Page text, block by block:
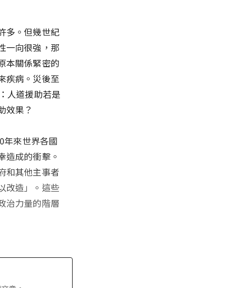
多。但幾世紀
一向很強，那
本關係緊密的
疾病。災後至
人道援助若是
效果？
年來世界各國
造成的衝擊。
和其他主事者
改造」。這些
治力量的階層